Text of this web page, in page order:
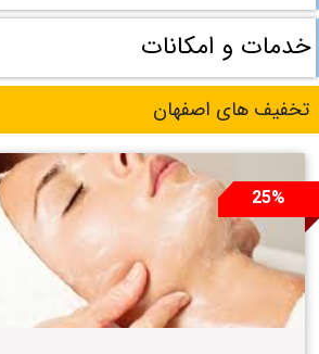
خدمات و امکانات
تخفیف های اصفهان
25%